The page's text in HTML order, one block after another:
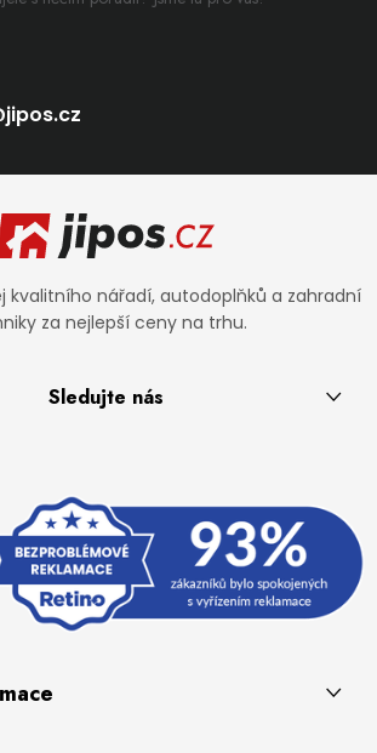
jipos.cz
kvalitního nářadí, autodoplňků a zahradní
za nejlepší ceny na trhu.
Sledujte nás